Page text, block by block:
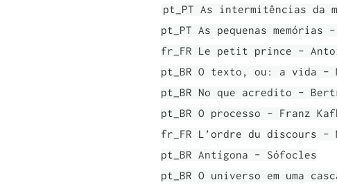
pt_PT As intermitências da
pt_PT As pequenas memórias
fr_FR Le petit prince -
pt_BR O texto, ou: a vida -
pt_BR No que acredito -
pt_BR O processo - Franz
fr_FR L’ordre du discours -
pt_BR Antígona - Sófocles
pt_BR O universo em uma